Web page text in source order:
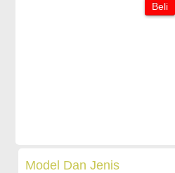
Beli
Model Dan Jenis